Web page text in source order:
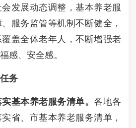
发展动态调整，基本养老服
服务监管等机制不断健全，
盖全体老年人，不断增强老
感、安全感。
务
实基本养老服务清单。 各地各
省、市基本养老服务清单，